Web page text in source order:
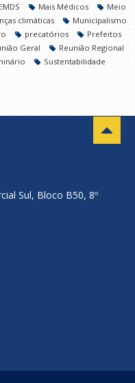
Mais Médicos
Meio
climáticas
Municipalismo
precatórios
Prefeitos
Geral
Reunião Regional
Sustentabilidade
Sul, Bloco B50, 8º